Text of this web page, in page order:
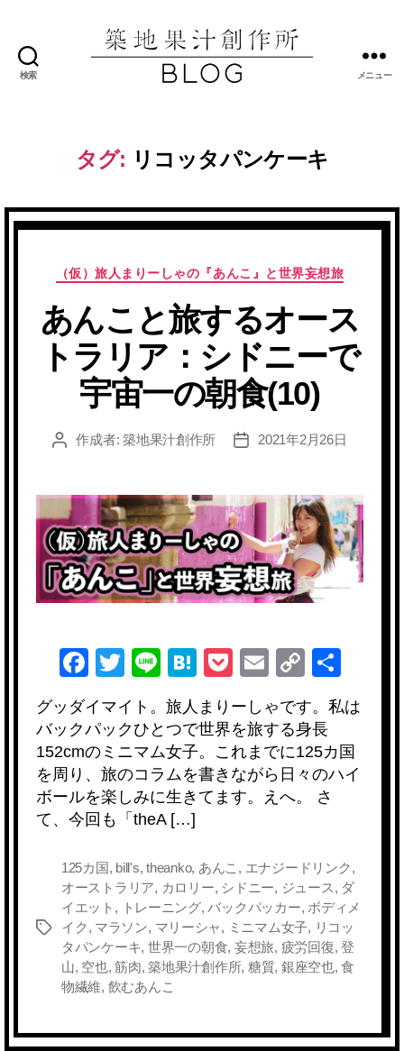
検索
汁
創
所
ブ
グ
メニュー
タグ: リコッタパンケーキ
カ
ゴ
リ
ー
（仮）旅人まりーしゃの『あんこ』と世界妄想旅
あんこと旅するオース
トラリア：シドニーで
宇宙一の朝食(10)
投
作成者:築地果汁創作所
投
2021年2月26日
F
a
c
e
b
o
o
k
T
wi
tt
er
Li
n
e
H
at
e
n
a
P
o
ck
et
E
m
ail
C
p
y
Li
n
有
グッダイマイト。旅人まりーしゃです。私は
バックパックひとつで世界を旅する身長
152cmのミニマム女子。これまでに125カ国
を周り、旅のコラムを書きながら日々のハイ
ボールを楽しみに生きてます。えへ。 さ
て、今回も「theA […]
タ
125カ国 , bill's,theanko, あんこ , エナジードリンク ,
オーストラリア, カロリー, シドニー, ジュース, ダ
イエット , トレーニング,バックパッカー,ボディメ
イク , マラソン, マリーシャ, ミニマム女子, リコッ
タパンケーキ, 世界一の朝食, 妄想旅, 疲労回復,登
山, 空也, 筋肉,築地果汁創作所, 糖質, 銀座空也,食
物繊維, 飲むあんこ